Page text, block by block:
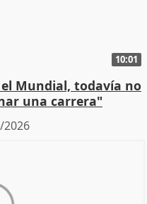
10:01
Mundial, todavía no
una carrera"
2026